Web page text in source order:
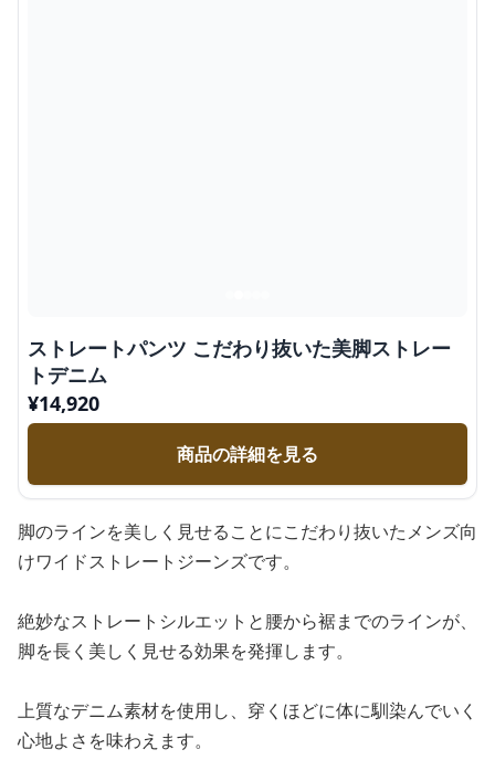
ストレートパンツ こだわり抜いた美脚ストレー
トデニム
¥14,920
商品の詳細を見る
脚のラインを美しく見せることにこだわり抜いたメンズ向
けワイドストレートジーンズです。
絶妙なストレートシルエットと腰から裾までのラインが、
脚を長く美しく見せる効果を発揮します。
上質なデニム素材を使用し、穿くほどに体に馴染んでいく
心地よさを味わえます。